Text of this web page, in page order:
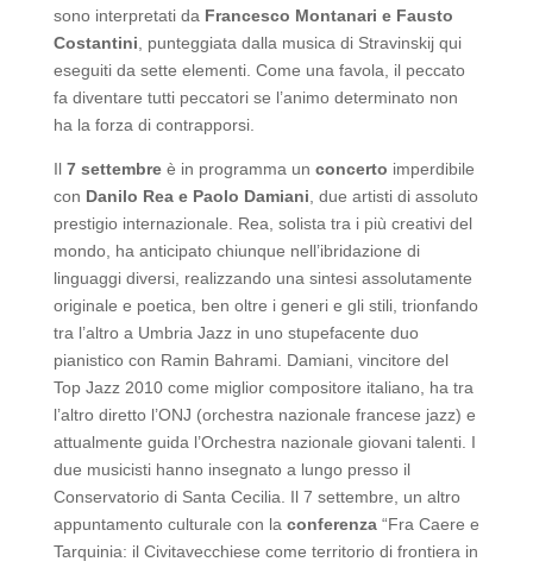
sono interpretati da Francesco Montanari e Fausto
Costantini , punteggiata dalla musica di Stravinskij qui
eseguiti da sette elementi. Come una favola, il peccato
fa diventare tutti peccatori se l’animo determinato non
ha la forza di contrapporsi.
Il 7 settembreè in programma un concerto imperdibile
con Danilo Rea e Paolo Damiani , due artisti di assoluto
prestigio internazionale. Rea, solista tra i più creativi del
mondo, ha anticipato chiunque nell’ibridazione di
linguaggi diversi, realizzando una sintesi assolutamente
originale e poetica, ben oltre i generi e gli stili, trionfando
tra l’altro a Umbria Jazz in uno stupefacente duo
pianistico con Ramin Bahrami. Damiani, vincitore del
Top Jazz 2010 come miglior compositore italiano, ha tra
l’altro diretto l’ONJ (orchestra nazionale francese jazz) e
attualmente guida l’Orchestra nazionale giovani talenti. I
due musicisti hanno insegnato a lungo presso il
Conservatorio di Santa Cecilia. Il 7 settembre, un altro
appuntamento culturale con la conferenza“Fra Caere e
Tarquinia: il Civitavecchiese come territorio di frontiera in